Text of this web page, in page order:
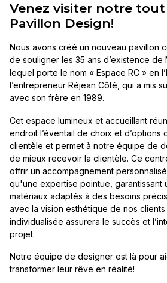
Venez visiter notre
Pavillon Design!
Nous avons créé un nouveau pavillon
de souligner les 35 ans d’existence de
lequel porte le nom « Espace RC » en
l’entrepreneur Réjean Côté, qui a mis
avec son frère en 1989.
Cet espace lumineux et accueillant
endroit l’éventail de choix et d’options
clientèle et permet à notre équipe de
de mieux recevoir la clientèle. Ce
offrir un accompagnement
qu'une expertise pointue, garantissant
matériaux adaptés à des besoins
avec la vision esthétique de nos
individualisée assurera le succès et
projet.
Notre équipe de designer est là pour
transformer leur rêve en réalité!